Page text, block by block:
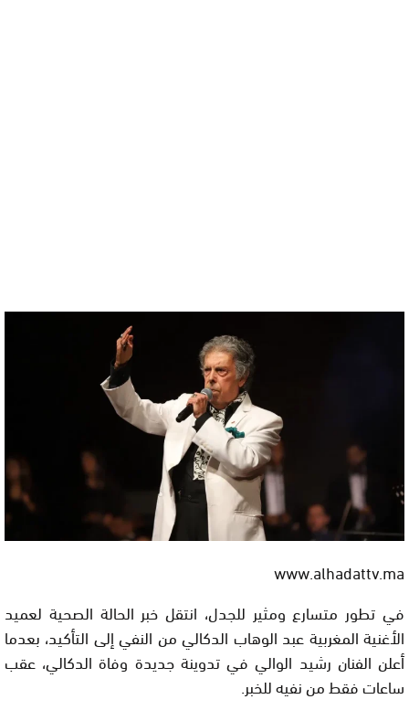
www.alhadattv.ma
في تطور متسارع ومثير للجدل، انتقل خبر الحالة الصحية لعميد
الأغنية المغربية عبد الوهاب الدكالي من النفي إلى التأكيد، بعدما
أعلن الفنان رشيد الوالي في تدوينة جديدة وفاة الدكالي، عقب
ساعات فقط من نفيه للخبر.